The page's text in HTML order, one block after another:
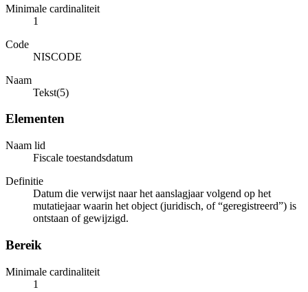
Minimale cardinaliteit
1
Code
NISCODE
Naam
Tekst(5)
Elementen
Naam lid
Fiscale toestandsdatum
Definitie
Datum die verwijst naar het aanslagjaar volgend op het
mutatiejaar waarin het object (juridisch, of “geregistreerd”) is
ontstaan of gewijzigd.
Bereik
Minimale cardinaliteit
1